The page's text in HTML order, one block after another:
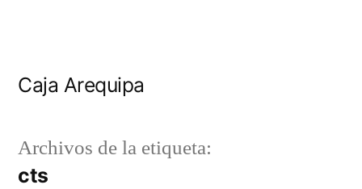
Caja Arequipa
Archivos de la etiqueta:
cts